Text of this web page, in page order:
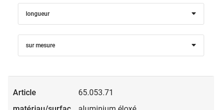
longueur
sur mesure
65.053.71